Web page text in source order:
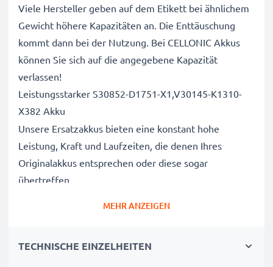
Viele Hersteller geben auf dem Etikett bei ähnlichem
Gewicht höhere Kapazitäten an. Die Enttäuschung
kommt dann bei der Nutzung. Bei CELLONIC Akkus
können Sie sich auf die angegebene Kapazität
verlassen!
Leistungsstarker S30852-D1751-X1,V30145-K1310-
X382 Akku
Unsere Ersatzakkus bieten eine konstant hohe
Leistung, Kraft und Laufzeiten, die denen Ihres
Originalakkus entsprechen oder diese sogar
übertreffen.
Produktionsprozesses strengen und rigorosen Tests
MEHR ANZEIGEN
TECHNISCHE EINZELHEITEN